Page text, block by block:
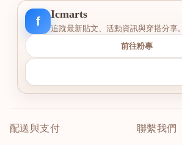
f
Icmarts
追蹤最新貼文、活動資訊與穿搭分享。
前往粉專
配送與支付 聯繫我們